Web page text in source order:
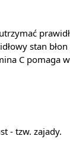
stan
C pomaga
- tzw. zajady.